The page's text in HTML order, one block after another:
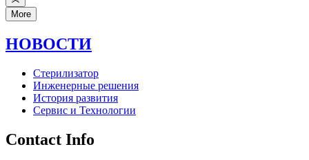
More
НОВОСТИ
Стерилизатор
Инженерные решения
История развития
Сервис и Технологии
Contact Info